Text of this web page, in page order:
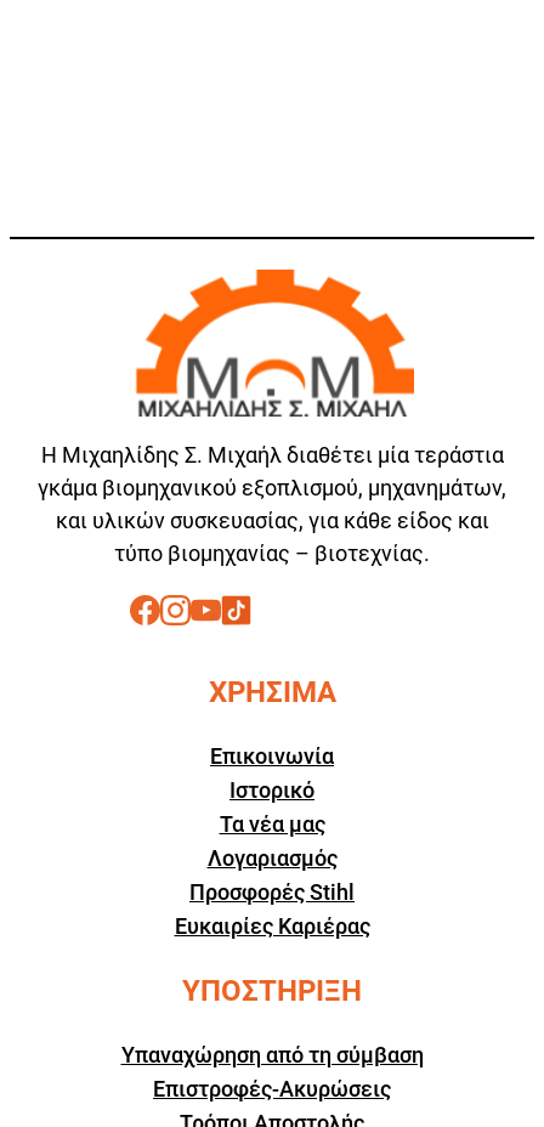
Η Μιχαηλίδης Σ. Μιχαήλ διαθέτει μία τεράστια
γκάμα βιομηχανικού εξοπλισμού, μηχανημάτων,
και υλικών συσκευασίας, για κάθε είδος και
τύπο βιομηχανίας – βιοτεχνίας.
ΧΡΗΣΙΜΑ
Επικοινωνία
Ιστορικό
Τα νέα μας
Λογαριασμός
Προσφορές Stihl
Ευκαιρίες Καριέρας
ΥΠΟΣΤΗΡΙΞΗ
Υπαναχώρηση από τη σύμβαση
Επιστροφές-Ακυρώσεις